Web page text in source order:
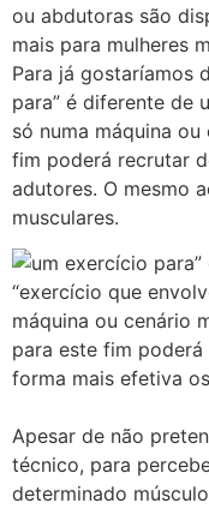
ou abdutoras são
mais para mulheres
Para já gostaríamos
para” é diferente de
só numa máquina
fim poderá recrutar
adutores. O mesmo
musculares.
Apesar de não
técnico, para
determinado